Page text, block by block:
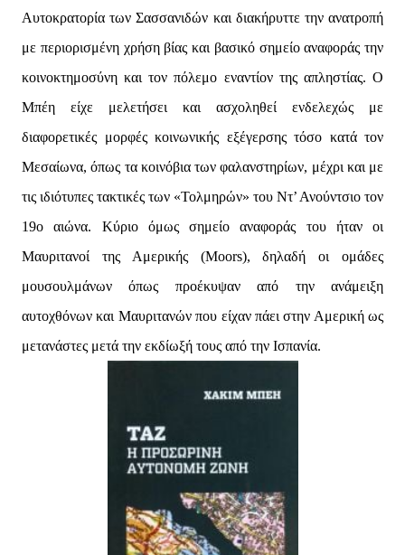
Αυτοκρατορία των Σασσανιδών και διακήρυττε την ανατροπή
με περιορισμένη χρήση βίας και βασικό σημείο αναφοράς την
κοινοκτημοσύνη και τον πόλεμο εναντίον της απληστίας. Ο
Μπέη είχε μελετήσει και ασχοληθεί ενδελεχώς με
διαφορετικές μορφές κοινωνικής εξέγερσης τόσο κατά τον
Μεσαίωνα, όπως τα κοινόβια των φαλανστηρίων, μέχρι και με
τις ιδιότυπες τακτικές των «Τολμηρών» του Ντ’ Ανούντσιο τον
19ο αιώνα. Κύριο όμως σημείο αναφοράς του ήταν οι
Μαυριτανοί της Αμερικής (Moors), δηλαδή οι ομάδες
μουσουλμάνων όπως προέκυψαν από την ανάμειξη
αυτοχθόνων και Μαυριτανών που είχαν πάει στην Αμερική ως
μετανάστες μετά την εκδίωξή τους από την Ισπανία.